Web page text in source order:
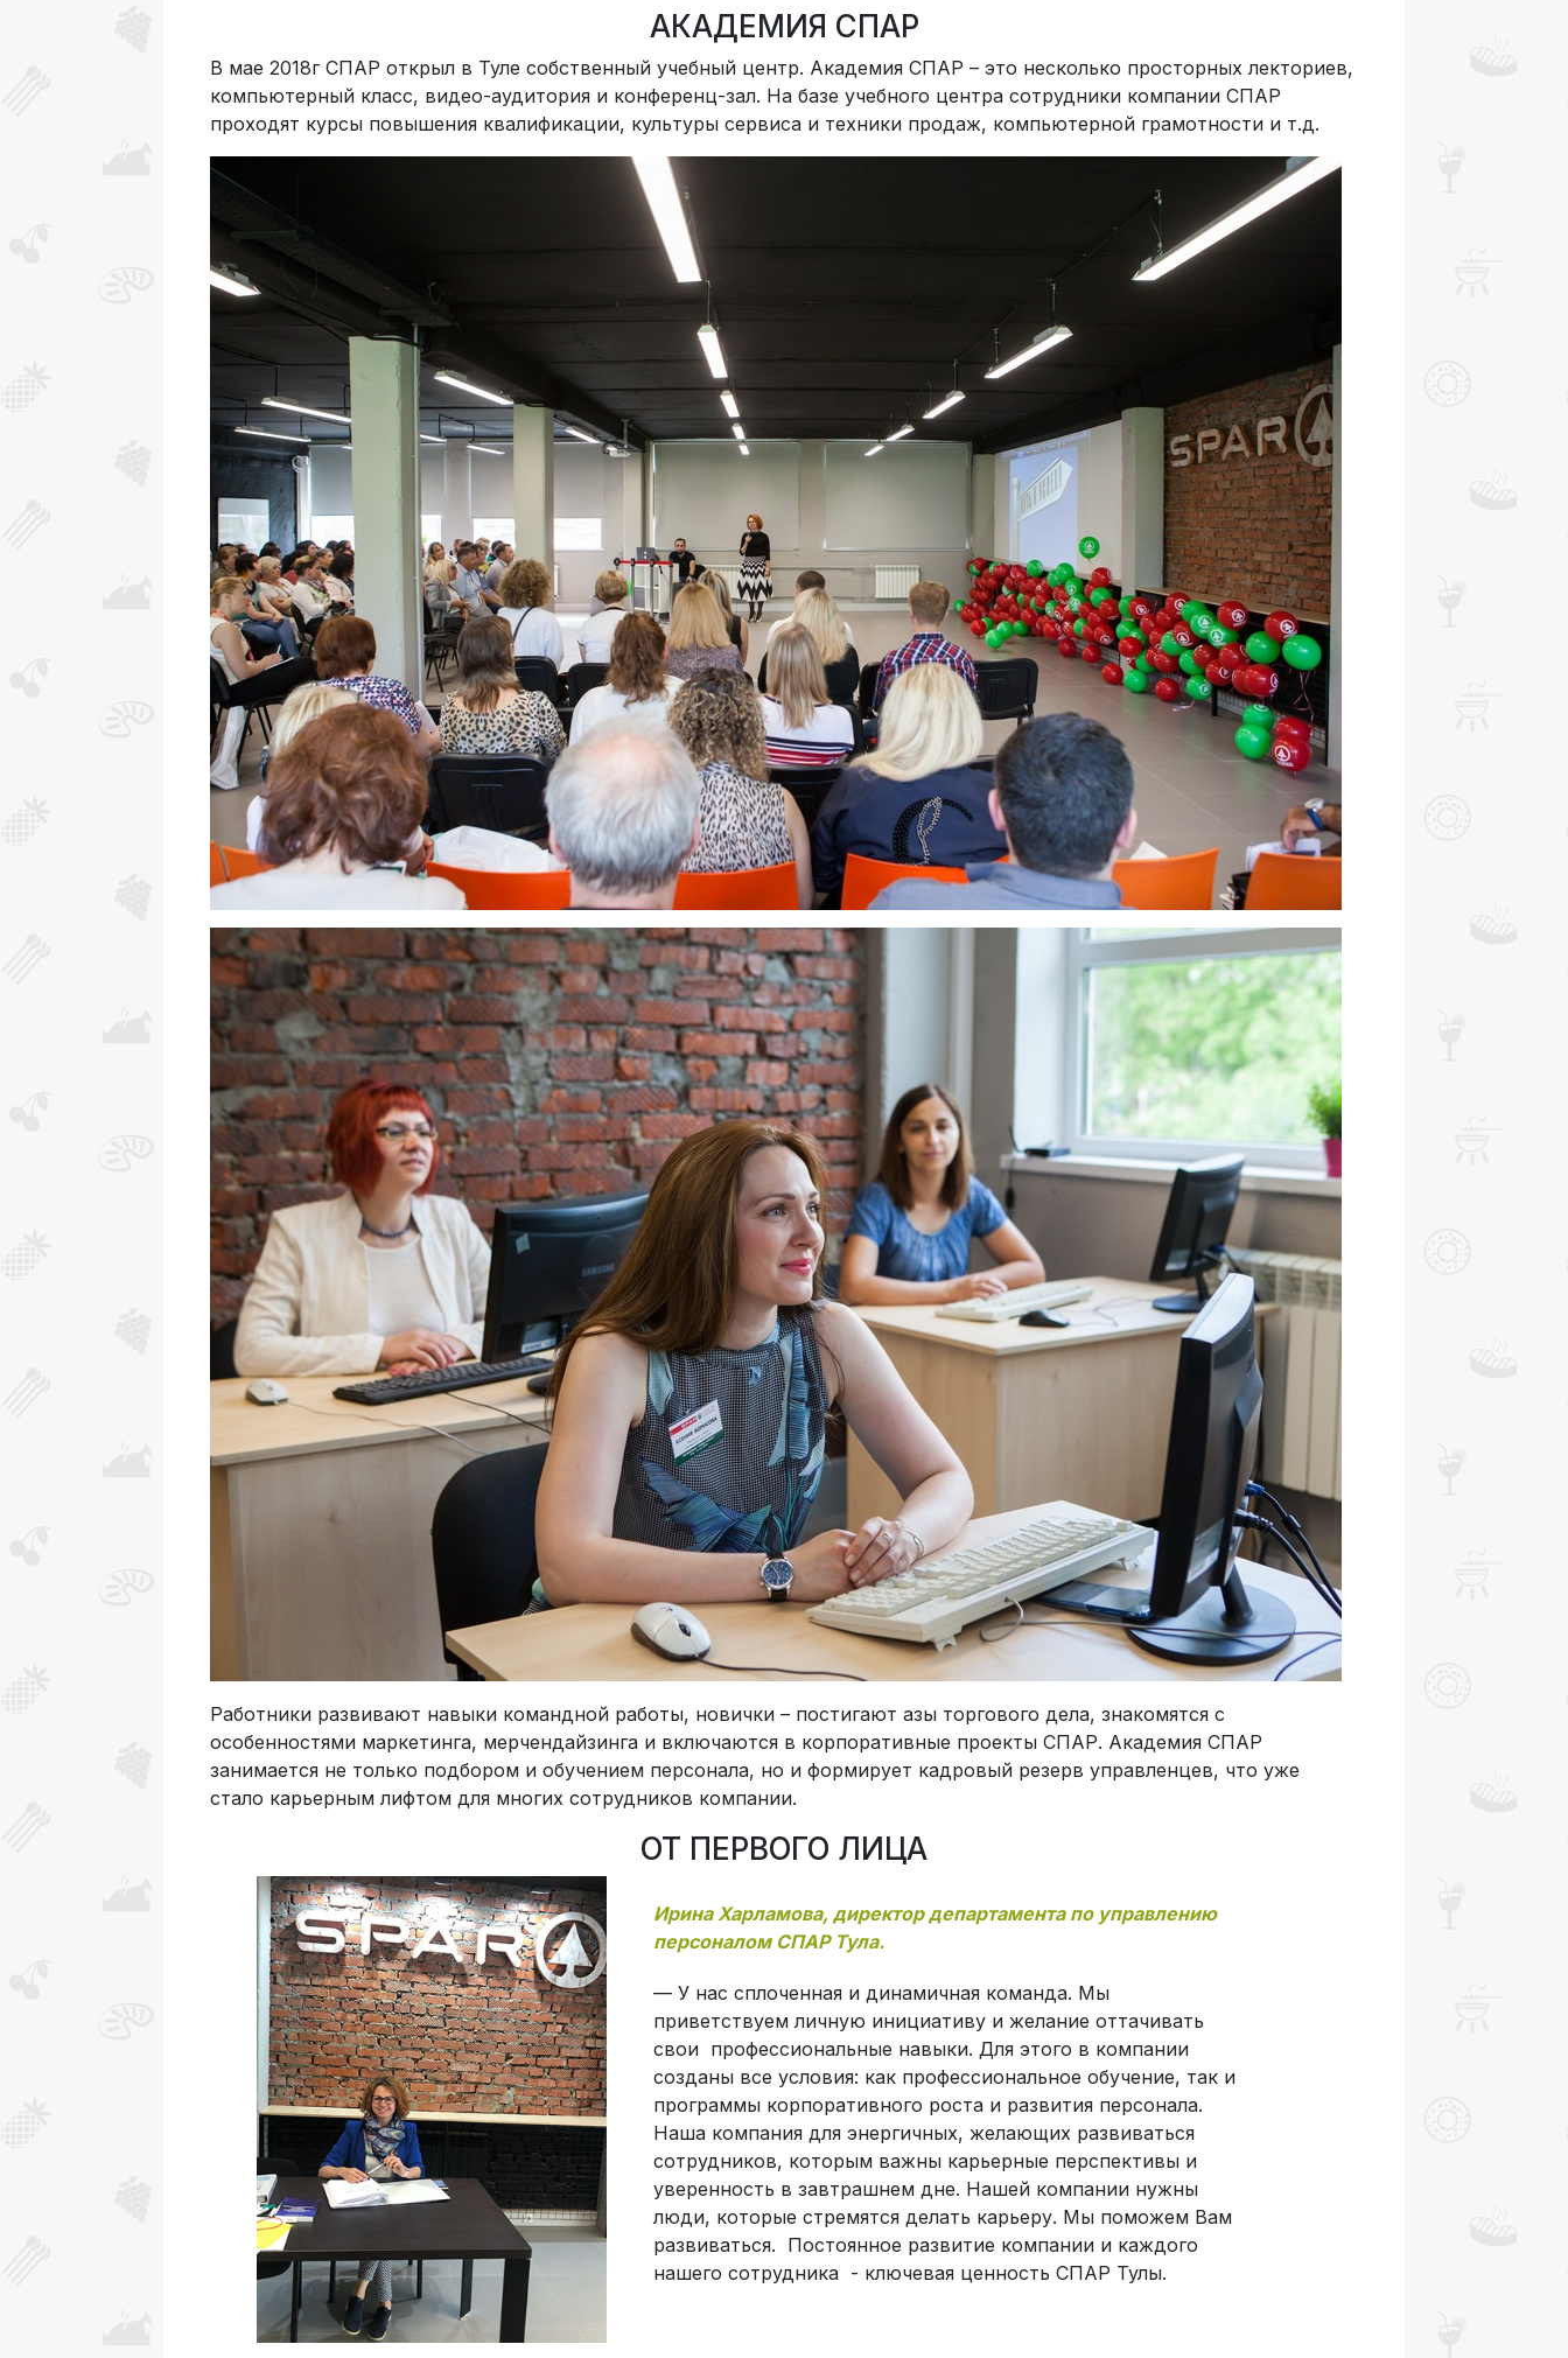
АКАДЕМИЯ СПАР
В мае 2018г СПАР открыл в Туле собственный учебный центр. Академия СПАР – это несколько просторных лекториев,
компьютерный класс, видео-аудитория и конференц-зал. На базе учебного центра сотрудники компании СПАР
проходят курсы повышения квалификации, культуры сервиса и техники продаж, компьютерной грамотности и т.д.
Работники развивают навыки командной работы, новички – постигают азы торгового дела, знакомятся с
особенностями маркетинга, мерчендайзинга и включаются в корпоративные проекты СПАР. Академия СПАР
занимается не только подбором и обучением персонала, но и формирует кадровый резерв управленцев, что уже
стало карьерным лифтом для многих сотрудников компании.
ОТ ПЕРВОГО ЛИЦА
Ирина Харламова, директор департамента по управлению
персоналом СПАР Тула.
— У нас сплоченная и динамичная команда. Мы
приветствуем личную инициативу и желание оттачивать
свои профессиональные навыки. Для этого в компании
созданы все условия: как профессиональное обучение, так и
программы корпоративного роста и развития персонала.
Наша компания для энергичных, желающих развиваться
сотрудников, которым важны карьерные перспективы и
уверенность в завтрашнем дне. Нашей компании нужны
люди, которые стремятся делать карьеру. Мы поможем Вам
развиваться. Постоянное развитие компании и каждого
нашего сотрудника - ключевая ценность СПАР Тулы.